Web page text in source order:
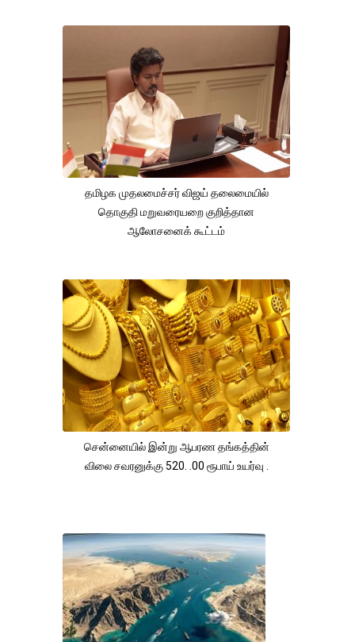
தமிழக முதலமைச்சர் விஜய் தலைமையில்
தொகுதி மறுவரையறை குறித்தான
ஆலோசனைக் கூட்டம்
சென்னையில் இன்று ஆபரண தங்கத்தின்
விலை சவரனுக்கு 520. .00 ரூபாய் உயர்வு .